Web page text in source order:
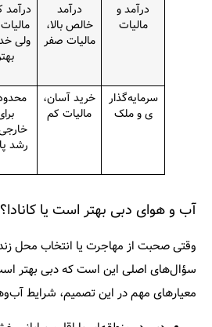
درآمد و
مالیات
درآمد
خالص بالا،
مالیات صفر
درآمد
ولی
سرمایه‌گذار
ی و ملک
خرید آسان،
مالیات کم
رشد
آب و هوای دبی بهتر است یا کانادا؟
وقتی صحبت از مهاجرت یا انتخاب محل
سؤال‌های اصلی این است که دبی بهتر
معیارهای مهم در این تصمیم، شرایط